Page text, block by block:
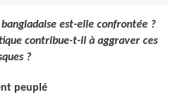
est-elle confrontée ?
contribue-t-il à aggraver ces
?
peuplé